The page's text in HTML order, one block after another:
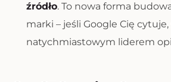
źródło. To nowa forma
marki – jeśli Google Cię cytuje,
natychmiastowym liderem